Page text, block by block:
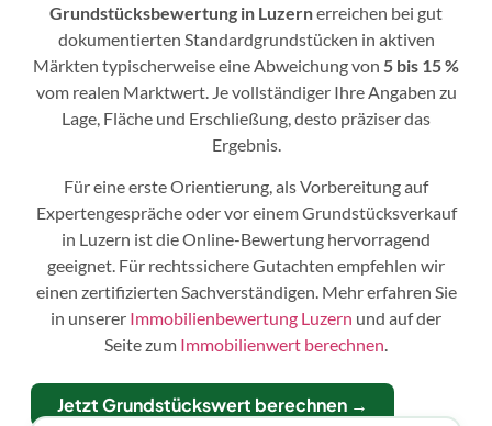
Grundstücksbewertung in Luzernerreichen bei gut
dokumentierten Standardgrundstücken in aktiven
Märkten typischerweise eine Abweichung von 5 bis 15 %
vom realen Marktwert. Je vollständiger Ihre Angaben zu
Lage, Fläche und Erschließung, desto präziser das
Ergebnis.
Für eine erste Orientierung, als Vorbereitung auf
Expertengespräche oder vor einem Grundstücksverkauf
in Luzern ist die Online-Bewertung hervorragend
geeignet. Für rechtssichere Gutachten empfehlen wir
einen zertifizierten Sachverständigen. Mehr erfahren Sie
in unserer Immobilienbewertung Luzern und auf der
Seite zum Immobilienwert berechnen.
Jetzt Grundstückswert berechnen →